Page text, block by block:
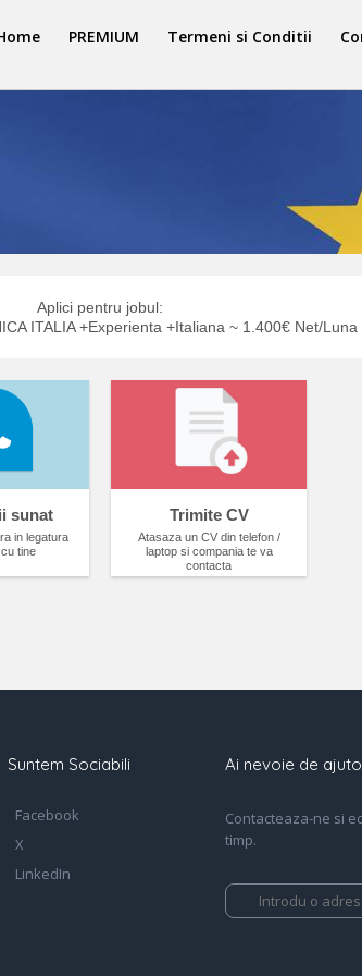
PREMIUM Termeni si Conditii
Aplici pentru jobul:
ITALIA +Experienta +Italiana ~ 1.400€ Net/Luna
sunat
in legatura
tine
Trimite CV
Atasaza un CV din telefon /
laptop si compania te va
contacta
Suntem Sociabili
Facebook
X
LinkedIn
Ai nevoie de
Contacteaza-ne si
timp.